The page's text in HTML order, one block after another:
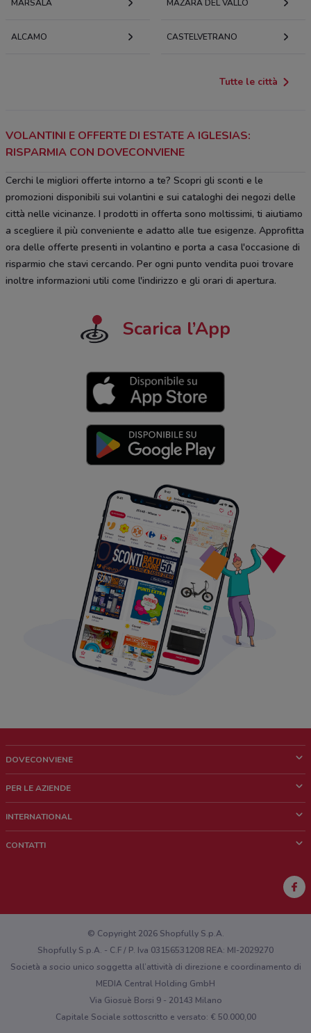
MARSALA MAZARA DEL VALLO
ALCAMO CASTELVETRANO
Tutte le città
VOLANTINI E OFFERTE DI ESTATE A IGLESIAS:
RISPARMIA CON DOVECONVIENE
Cerchi le migliori offerte intorno a te? Scopri gli sconti e le
promozioni disponibili sui volantini e sui cataloghi dei negozi delle
città nelle vicinanze. I prodotti in offerta sono moltissimi, ti aiutiamo
a scegliere il più conveniente e adatto alle tue esigenze. Approfitta
ora delle offerte presenti in volantino e porta a casa l'occasione di
risparmio che stavi cercando. Per ogni punto vendita puoi trovare
inoltre informazioni utili come l'indirizzo e gli orari di apertura.
Scarica l’App
DOVECONVIENE
Chi siamo
Lavora con noi
PER LE AZIENDE
Richieste commerciali e marketing
INTERNATIONAL
CONTATTI
Hai un malfunzionamento sul web o sull'app?
© Copyright 2026 Shopfully S.p.A.
Shopfully S.p.A. - C.F / P. Iva 03156531208 REA: MI-2029270
Società a socio unico soggetta all’attività di direzione e coordinamento di
MEDIA Central Holding GmbH
Via Giosuè Borsi 9 - 20143 Milano
Capitale Sociale sottoscritto e versato: € 50.000,00